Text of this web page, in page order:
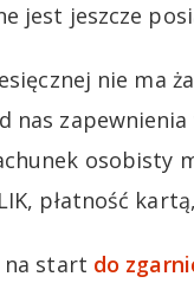
jest jeszcze
nie ma
nas
osobisty
płatność
na start do